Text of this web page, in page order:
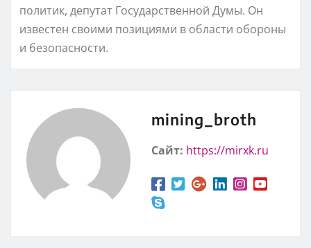
политик, депутат Государственной Думы. Он
известен своими позициями в области обороны
и безопасности.
mining_broth
Сайт: https://mirxk.ru